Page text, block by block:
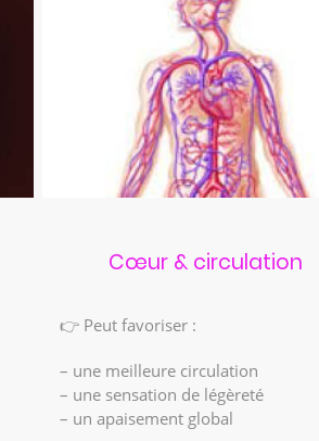
Cœur & circulation
👉 Peut favoriser :
– une meilleure circulation
– une sensation de légèreté
– un apaisement global